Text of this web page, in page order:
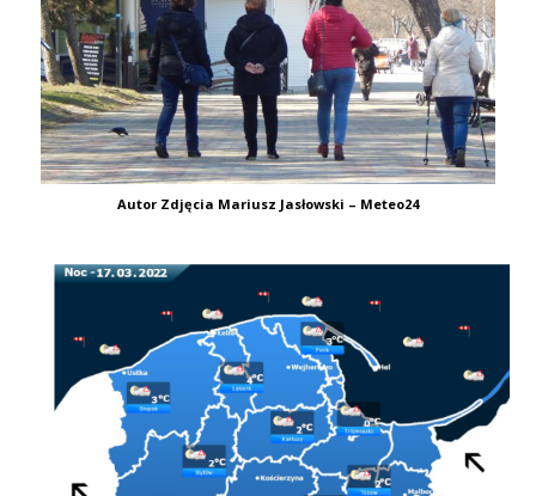
Autor Zdjęcia Mariusz Jasłowski – Meteo24